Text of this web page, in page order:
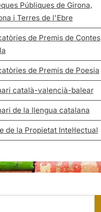
Públiques de Girona,
i Terres de l'Ebre
de Premis de Contes
de Premis de Poesia
català-valencià-balear
de la llengua catalana
de la Propietat Intel·lectual